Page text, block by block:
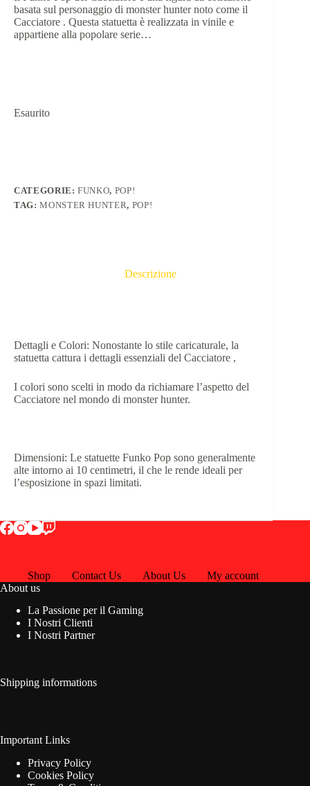
basata sul personaggio di monster hunter noto come il
Cacciatore . Questa statuetta è realizzata in vinile e
appartiene alla popolare serie…
Esaurito
CATEGORIE:FUNKO, POP!
TAG:MONSTER HUNTER, POP!
Descrizione
Dettagli e Colori: Nonostante lo stile caricaturale, la
statuetta cattura i dettagli essenziali del Cacciatore ,
I colori sono scelti in modo da richiamare l’aspetto del
Cacciatore nel mondo di monster hunter.
Dimensioni: Le statuette Funko Pop sono generalmente
alte intorno ai 10 centimetri, il che le rende ideali per
l’esposizione in spazi limitati.
Shop Contact Us About Us
My account
About us
La Passione per il Gaming
I Nostri Clienti
I Nostri Partner
Shipping informations
Important Links
Privacy Policy
Cookies Policy